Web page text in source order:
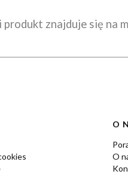
znajduje się na
O
O